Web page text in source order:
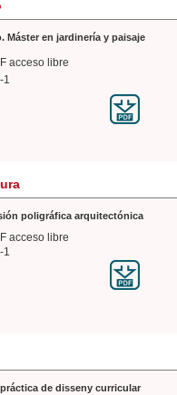
Máster en jardinería y paisaje
acceso libre
1
poligráfica arquitectónica
acceso libre
1
de disseny curricular